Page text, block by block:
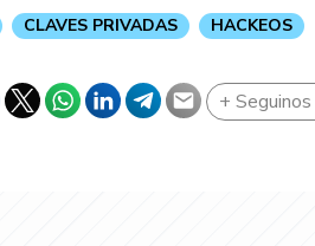
CLAVES PRIVADAS HACKEOS
+ Seguinos